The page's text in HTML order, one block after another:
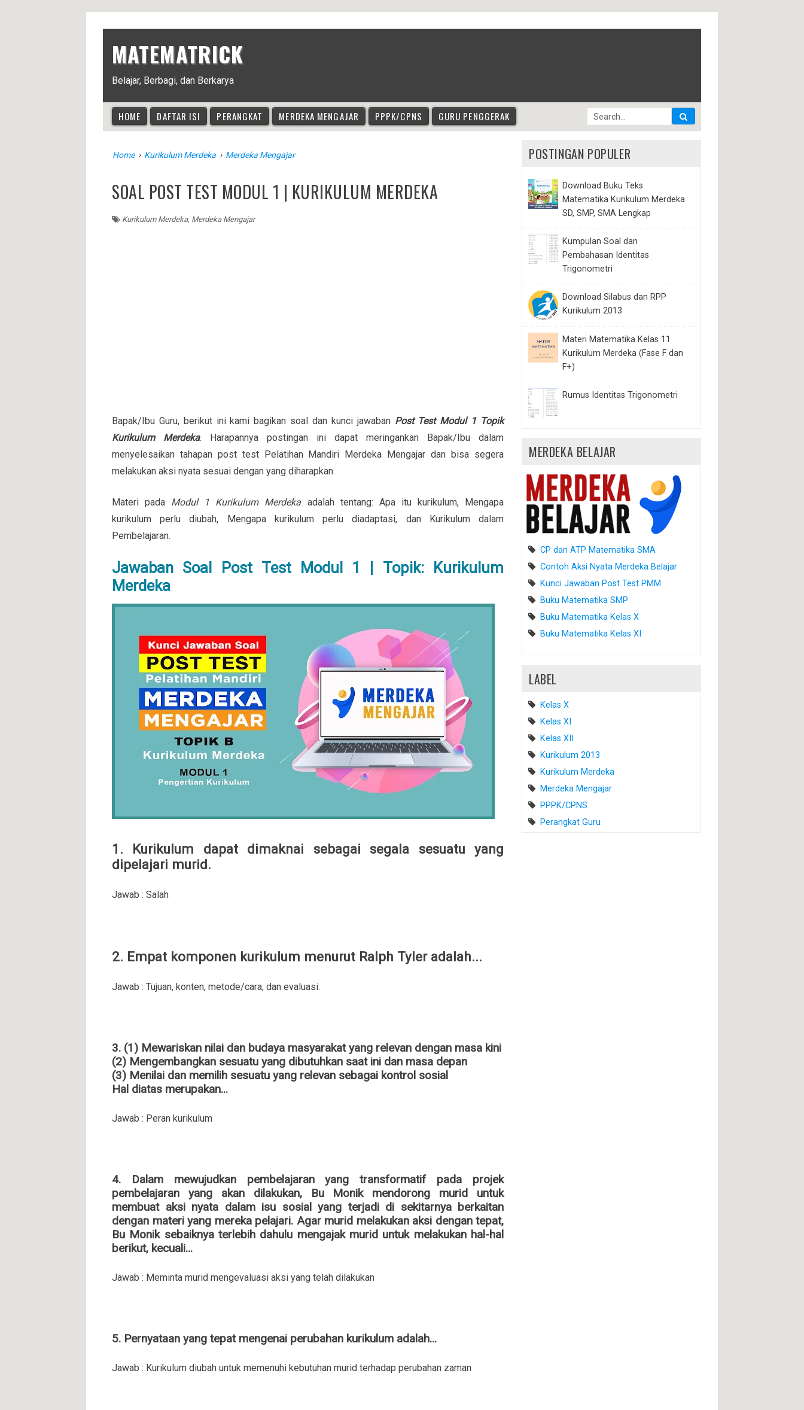
MATEMATRICK
Belajar, Berbagi, dan Berkarya
HOME DAFTAR ISI PERANGKAT MERDEKA MENGAJAR PPPK/CPNS GURU PENGGERAK
Home › Kurikulum Merdeka › Merdeka Mengajar
SOAL POST TEST MODUL 1 | KURIKULUM MERDEKA
Kurikulum Merdeka, Merdeka Mengajar
Bapak/Ibu Guru, berikut ini kami bagikan soal dan kunci jawaban Post Test Modul 1 Topik
Kurikulum Merdeka. Harapannya postingan ini dapat meringankan Bapak/Ibu dalam
menyelesaikan tahapan post test Pelatihan Mandiri Merdeka Mengajar dan bisa segera
melakukan aksi nyata sesuai dengan yang diharapkan.
Materi pada Modul 1 Kurikulum Merdeka adalah tentang: Apa itu kurikulum, Mengapa
kurikulum perlu diubah, Mengapa kurikulum perlu diadaptasi, dan Kurikulum dalam
Pembelajaran.
Jawaban Soal Post Test Modul 1 | Topik: Kurikulum
Merdeka
1. Kurikulum dapat dimaknai sebagai segala sesuatu yang
dipelajari murid.
Jawab : Salah
2. Empat komponen kurikulum menurut Ralph Tyler adalah...
Jawab : Tujuan, konten, metode/cara, dan evaluasi.
3. (1) Mewariskan nilai dan budaya masyarakat yang relevan dengan masa kini
(2) Mengembangkan sesuatu yang dibutuhkan saat ini dan masa depan
(3) Menilai dan memilih sesuatu yang relevan sebagai kontrol sosial
Hal diatas merupakan...
Jawab : Peran kurikulum
4. Dalam mewujudkan pembelajaran yang transformatif pada projek
pembelajaran yang akan dilakukan, Bu Monik mendorong murid untuk
membuat aksi nyata dalam isu sosial yang terjadi di sekitarnya berkaitan
dengan materi yang mereka pelajari. Agar murid melakukan aksi dengan tepat,
Bu Monik sebaiknya terlebih dahulu mengajak murid untuk melakukan hal-hal
berikut, kecuali...
Jawab : Meminta murid mengevaluasi aksi yang telah dilakukan
5. Pernyataan yang tepat mengenai perubahan kurikulum adalah...
Jawab : Kurikulum diubah untuk memenuhi kebutuhan murid terhadap perubahan zaman
POSTINGAN POPULER
Download Buku Teks
Matematika Kurikulum Merdeka
SD, SMP, SMA Lengkap
Kumpulan Soal dan
Pembahasan Identitas
Trigonometri
Download Silabus dan RPP
Kurikulum 2013
Materi Matematika Kelas 11
Kurikulum Merdeka (Fase F dan
F+)
Rumus Identitas Trigonometri
MERDEKA BELAJAR
CP dan ATP Matematika SMA
Contoh Aksi Nyata Merdeka Belajar
Kunci Jawaban Post Test PMM
Buku Matematika SMP
Buku Matematika Kelas X
Buku Matematika Kelas XI
LABEL
Kelas X
Kelas XI
Kelas XII
Kurikulum 2013
Kurikulum Merdeka
Merdeka Mengajar
PPPK/CPNS
Perangkat Guru